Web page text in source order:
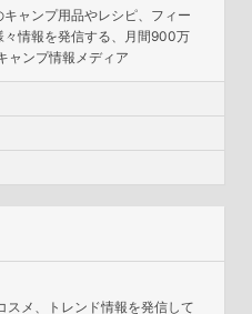
ャンプ用品やレシピ、フィー
情報を発信する、月間900万
ャンプ情報メディア
メ、トレンド情報を発信して